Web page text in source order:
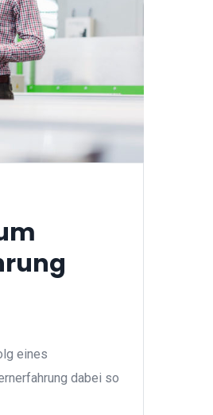
eines
dabei so